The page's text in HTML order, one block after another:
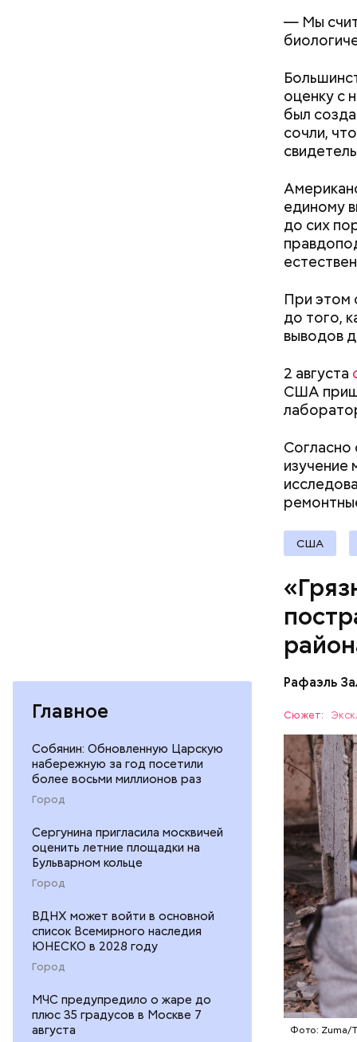
Главное
Собянин: Обновленную Царскую
набережную за год посетили
более восьми миллионов раз
Город
Сергунина пригласила москвичей
оценить летние площадки на
Бульварном кольце
Город
ВДНХ может войти в основной
список Всемирного наследия
ЮНЕСКО в 2028 году
Город
МЧС предупредило о жаре до
плюс 35 градусов в Москве 7
августа
— Мы
оценку с
был
сочли,
единому
до сих
При этом
до того,
выводов
2 августа
США
Согласно
изучение
США
Рафаэль
Сюжет:
Фото: Zuma/
—
Так как
зона.
БЕЛАРУСЬ
—
его
образом,
Каждый
Часы